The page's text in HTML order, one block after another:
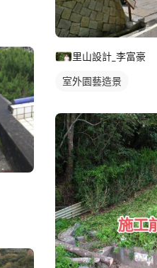
里山設計_李富豪
室外園藝造景